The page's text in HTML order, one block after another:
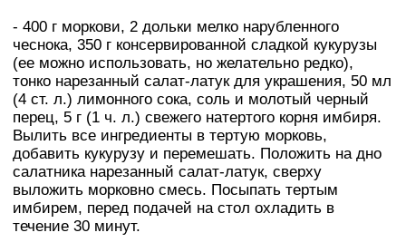
- 400 г моркови, 2 дольки мелко нарубленного
чеснока, 350 г консервированной сладкой кукурузы
(ее можно использовать, но желательно редко),
тонко нарезанный салат-латук для украшения, 50 мл
(4 ст. л.) лимонного сока, соль и молотый черный
перец, 5 г (1 ч. л.) свежего натертого корня имбиря.
Вылить все ингредиенты в тертую морковь,
добавить кукурузу и перемешать. Положить на дно
салатника нарезанный салат-латук, сверху
выложить морковно смесь. Посыпать тертым
имбирем, перед подачей на стол охладить в
течение 30 минут.